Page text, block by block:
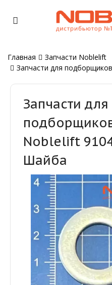
Главная
Запчасти Noblelift
Запчасти для
Запчасти для
Noblelift
Шайба